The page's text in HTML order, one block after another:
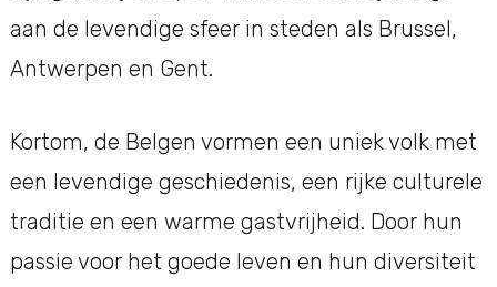
aan de levendige sfeer in steden als Brussel,
Antwerpen en Gent.
Kortom, de Belgen vormen een uniek volk met
een levendige geschiedenis, een rijke culturele
traditie en een warme gastvrijheid. Door hun
passie voor het goede leven en hun diversiteit